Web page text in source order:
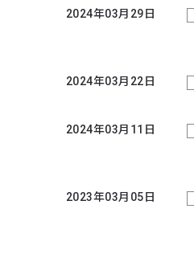
2024年03月29日
2024年03月22日
2024年03月11日
2023年03月05日